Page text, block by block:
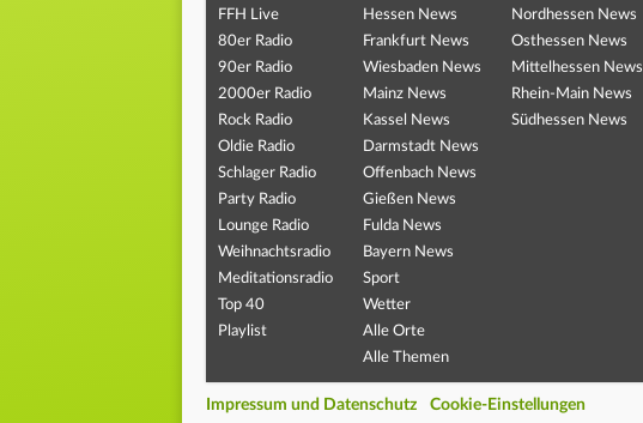
FFH Live
80er Radio
90er Radio
2000er Radio
Rock Radio
Oldie Radio
Schlager Radio
Party Radio
Lounge Radio
Weihnachtsradio
Meditationsradio
Top 40
Playlist
Hessen News
Frankfurt News
Wiesbaden News
Mainz News
Kassel News
Darmstadt News
Offenbach News
Gießen News
Fulda News
Bayern News
Sport
Wetter
Alle Orte
Alle Themen
Nordhessen News
Osthessen News
Mittelhessen News
Rhein-Main News
Südhessen News
Impressum und Datenschutz Cookie-Einstellungen